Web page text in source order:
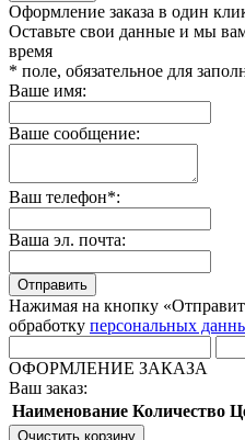
Оформление заказа в один
Оставьте свои данные и мы
время
* поле, обязательное для
Ваше имя:
Ваше сообщение:
Ваш телефон*:
Ваша эл. почта:
Отправить
Нажимая на кнопку
обработку персональных
ОФОРМЛЕНИЕ ЗАКАЗА
Ваш заказ:
Наименование Количество
Очистить корзину